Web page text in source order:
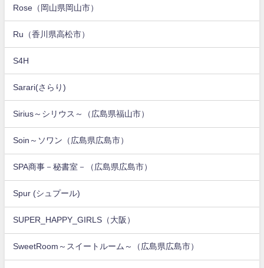
Rose（岡山県岡山市）
Ru（香川県高松市）
S4H
Sarari(さらり)
Sirius～シリウス～（広島県福山市）
Soin～ソワン（広島県広島市）
SPA商事－秘書室－（広島県広島市）
Spur (シュプール)
SUPER_HAPPY_GIRLS（大阪）
SweetRoom～スイートルーム～（広島県広島市）